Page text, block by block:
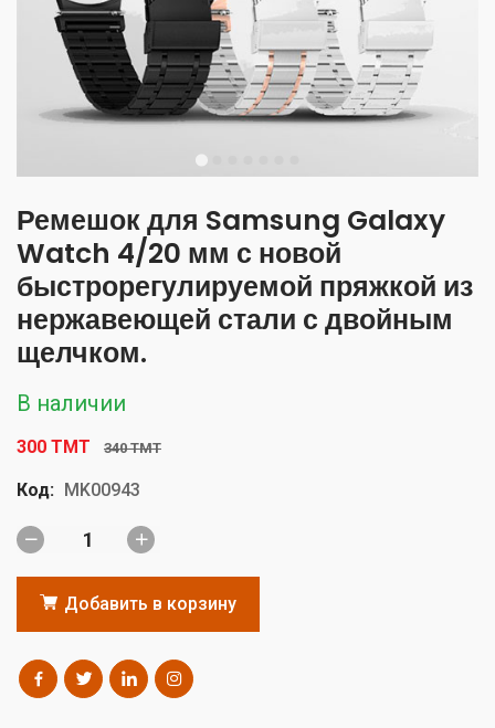
Ремешок для Samsung Galaxy
Watch 4/20 мм с новой
быстрорегулируемой пряжкой из
нержавеющей стали с двойным
щелчком.
В наличии
300 TMT 340 TMT
Код: MK00943
Добавить в корзину